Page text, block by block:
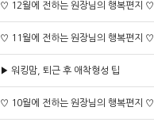
♡ 12월에 전하는 원장님의 행복편지 ♡
♡ 11월에 전하는 원장님의 행복편지 ♡
▶ 워킹맘, 퇴근 후 애착형성 팁
♡ 10월에 전하는 원장님의 행복편지 ♡